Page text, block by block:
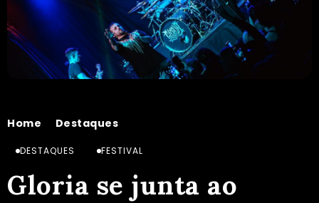
Home Destaques
DESTAQUES FESTIVAL
Gloria se junta ao